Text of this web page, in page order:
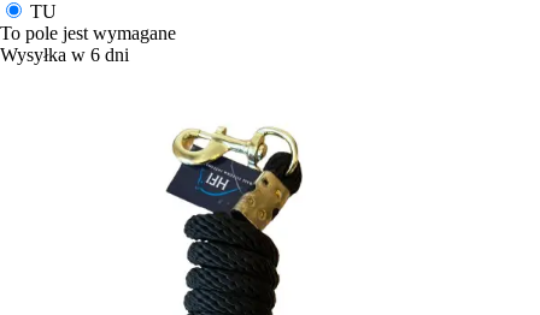
TU
To pole jest wymagane
Wysyłka w 6 dni